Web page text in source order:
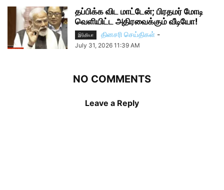
தப்பிக்க விட மாட்டேன்; பிரதமர் மோடி
வெளியிட்ட அதிரவைக்கும் வீடியோ!
இந்தியா தினசரி செய்திகள் -
July 31, 2026 11:39 AM
NO COMMENTS
Leave a Reply